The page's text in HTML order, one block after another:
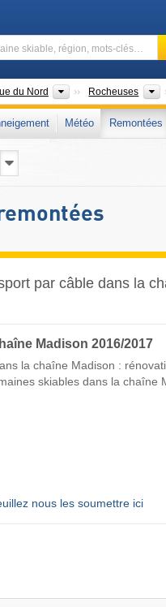
du Nord Continents
Rocheuses
Météo Remontées
par câble dans la
Madison 2016/2017
la chaîne Madison :
skiables dans la chaîne
nous les soumettre ici